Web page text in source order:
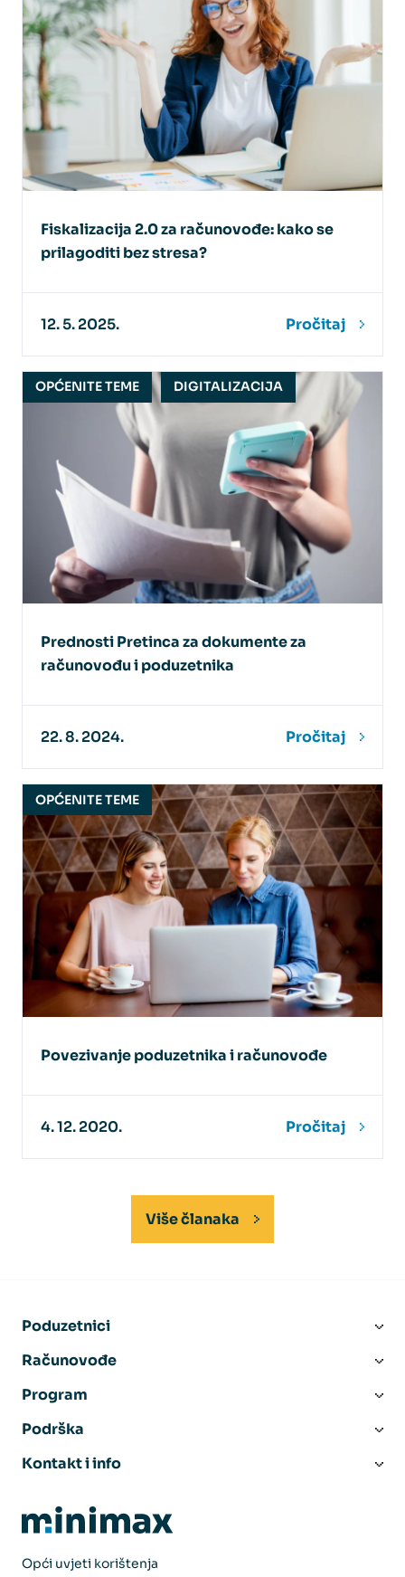
Fiskalizacija 2.0 za računovođe: kako se
prilagoditi bez stresa?
12. 5. 2025. Pročitaj
OPĆENITE TEME DIGITALIZACIJA
Prednosti Pretinca za dokumente za
računovođu i poduzetnika
22. 8. 2024. Pročitaj
OPĆENITE TEME
Povezivanje poduzetnika i računovođe
4. 12. 2020. Pročitaj
Više članaka
Poduzetnici
Računovođe
Program
Podrška
Kontakt i info
Opći uvjeti korištenja